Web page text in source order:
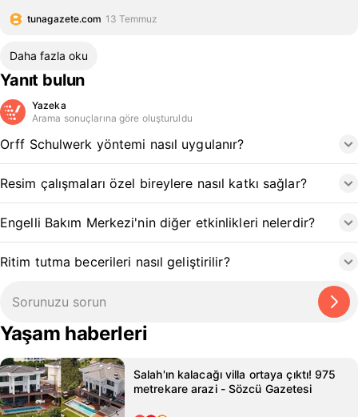
tunagazete.com 13 Temmuz
Daha fazla oku
Yanıt bulun
Yazeka
Arama sonuçlarına göre oluşturuldu
Orff Schulwerk yöntemi nasıl uygulanır?
Resim çalışmaları özel bireylere nasıl katkı sağlar?
Engelli Bakım Merkezi'nin diğer etkinlikleri nelerdir?
Ritim tutma becerileri nasıl geliştirilir?
Yaşam haberleri
Salah'ın kalacağı villa ortaya çıktı! 975
metrekare arazi - Sözcü Gazetesi